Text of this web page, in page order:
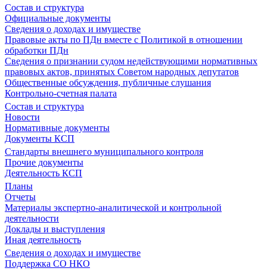
Состав и структура
Официальные документы
Сведения о доходах и имуществе
Правовые акты по ПДн вместе с Политикой в отношении
обработки ПДн
Сведения о признании судом недействующими нормативных
правовых актов, принятых Советом народных депутатов
Общественные обсуждения, публичные слушания
Контрольно-счетная палата
Состав и структура
Новости
Нормативные документы
Документы КСП
Стандарты внешнего муниципального контроля
Прочие документы
Деятельность КСП
Планы
Отчеты
Материалы экспертно-аналитической и контрольной
деятельности
Доклады и выступления
Иная деятельность
Сведения о доходах и имуществе
Поддержка СО НКО